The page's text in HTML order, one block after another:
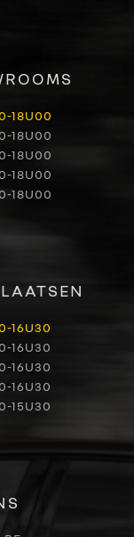
18U00
18U00
18U00
18U00
18U00
16U30
16U30
16U30
16U30
15U30